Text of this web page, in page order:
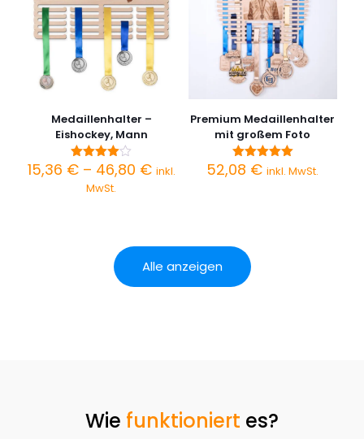
Medaillenhalter –
Eishockey, Mann
Bewertet
mit
4.00
15,36 € – 46,80 €Preisspanne:
inkl.
MwSt.
Premium Medaillenhalter
mit großem Foto
Bewertet
mit
52,08 € inkl. MwSt.
Alle anzeigen
Wie funktioniert es?